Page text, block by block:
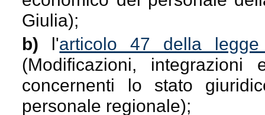
Giulia);
b) l'articolo 47 della
(Modificazioni, integrazioni
concernenti lo stato
personale regionale);